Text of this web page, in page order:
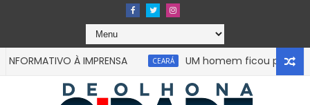
À IMPRENSA UM homem ficou preso às